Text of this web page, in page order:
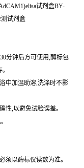
试剂盒BY-
测试剂盒
分钟后方可使用,酶标包
中加温助溶,洗涤时不影
性,以避免试验误差。
须以酶标仪读数为准。